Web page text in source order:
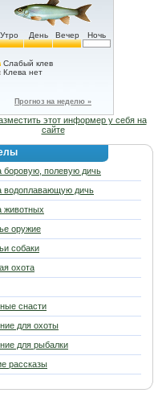
Утро День Вечер Ночь
Слабый клев
Клева нет
Прогноз на неделю »
этот информер у себя на
сайте
боровую, полевую дичь
водоплавающую дичь
животных
оружие
собаки
охота
снасти
для охоты
для рыбалки
рассказы